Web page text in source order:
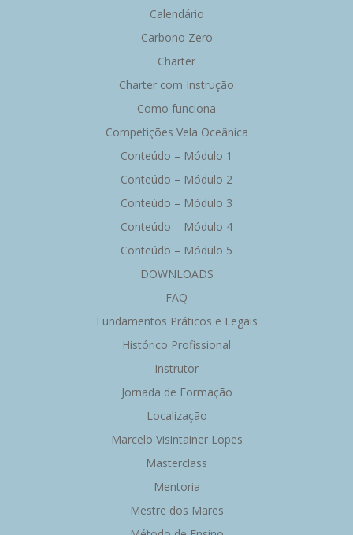
Calendário
Carbono Zero
Charter
Charter com Instrução
Como funciona
Competições Vela Oceânica
Conteúdo – Módulo 1
Conteúdo – Módulo 2
Conteúdo – Módulo 3
Conteúdo – Módulo 4
Conteúdo – Módulo 5
DOWNLOADS
FAQ
Fundamentos Práticos e Legais
Histórico Profissional
Instrutor
Jornada de Formação
Localização
Marcelo Visintainer Lopes
Masterclass
Mentoria
Mestre dos Mares